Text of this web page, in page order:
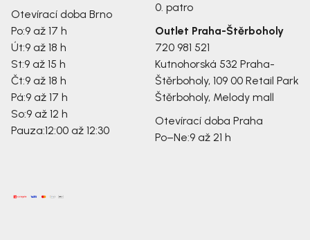
Otevírací doba Brno
Po:9 až 17 h
Út:9 až 18 h
St:9 až 15 h
Čt:9 až 18 h
Pá:9 až 17 h
So:9 až 12 h
Pauza:12:00 až 12:30
0. patro
Outlet Praha-Štěrboholy
720 981 521
Kutnohorská 532 Praha-
Štěrboholy, 109 00 Retail Park
Štěrboholy, Melody mall
Otevírací doba Praha
Po–Ne:9 až 21 h